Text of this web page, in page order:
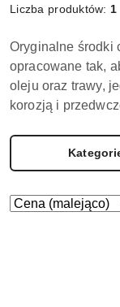
Liczba produktów: 1
Oryginalne środki
opracowane tak,
oleju oraz trawy,
korozją i
Zastosowano
Sortuj